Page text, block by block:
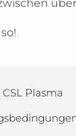
über
Plasma